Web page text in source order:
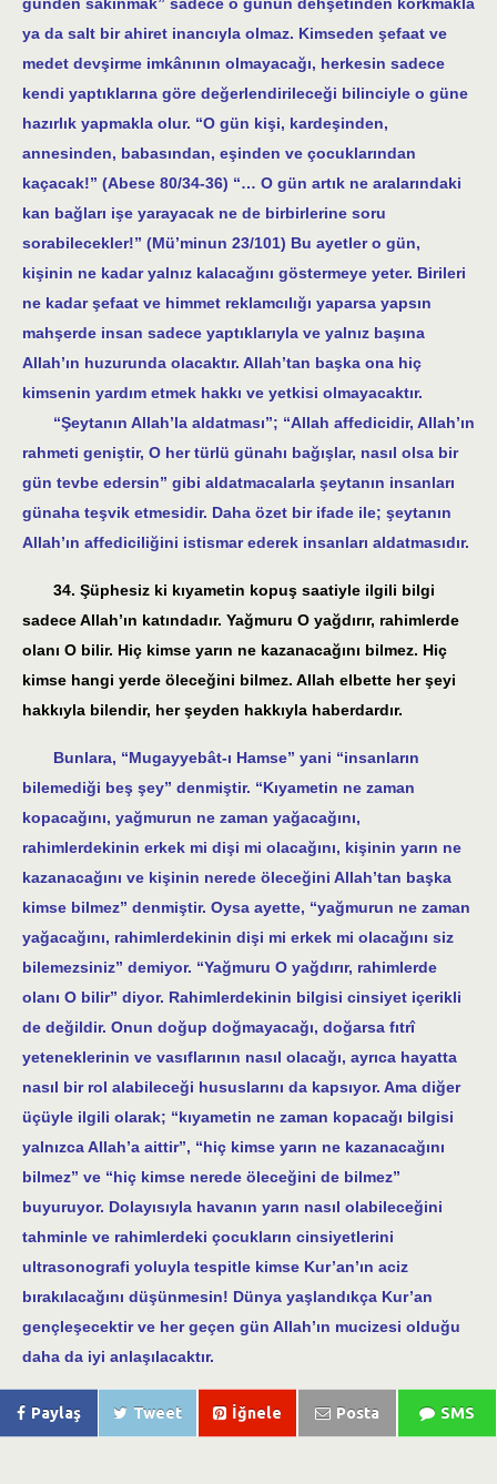
ya da salt bir ahiret inancıyla olmaz. Kimseden şefaat ve
medet devşirme imkânının olmayacağı, herkesin sadece
kendi yaptıklarına göre değerlendirileceği bilinciyle o güne
hazırlık yapmakla olur. “O gün kişi, kardeşinden,
annesinden, babasından, eşinden ve çocuklarından
kaçacak!” (Abese 80/34-36) “… O gün artık ne aralarındaki
kan bağları işe yarayacak ne de birbirlerine soru
sorabilecekler!” (Mü’minun 23/101) Bu ayetler o gün,
kişinin ne kadar yalnız kalacağını göstermeye yeter. Birileri
ne kadar şefaat ve himmet reklamcılığı yaparsa yapsın
mahşerde insan sadece yaptıklarıyla ve yalnız başına
Allah’ın huzurunda olacaktır. Allah’tan başka ona hiç
kimsenin yardım etmek hakkı ve yetkisi olmayacaktır.
“Şeytanın Allah’la aldatması”; “Allah affedicidir, Allah’ın
rahmeti geniştir, O her türlü günahı bağışlar, nasıl olsa bir
gün tevbe edersin” gibi aldatmacalarla şeytanın insanları
günaha teşvik etmesidir. Daha özet bir ifade ile; şeytanın
Allah’ın affediciliğini istismar ederek insanları aldatmasıdır.
34. Şüphesiz ki kıyametin kopuş saatiyle ilgili bilgi
sadece Allah’ın katındadır. Yağmuru O yağdırır, rahimlerde
olanı O bilir. Hiç kimse yarın ne kazanacağını bilmez. Hiç
kimse hangi yerde öleceğini bilmez. Allah elbette her şeyi
hakkıyla bilendir, her şeyden hakkıyla haberdardır.
Bunlara, “Mugayyebât-ı Hamse” yani “insanların
bilemediği beş şey” denmiştir. “Kıyametin ne zaman
kopacağını, yağmurun ne zaman yağacağını,
rahimlerdekinin erkek mi dişi mi olacağını, kişinin yarın ne
kazanacağını ve kişinin nerede öleceğini Allah’tan başka
kimse bilmez” denmiştir. Oysa ayette, “yağmurun ne zaman
yağacağını, rahimlerdekinin dişi mi erkek mi olacağını siz
bilemezsiniz” demiyor. “Yağmuru O yağdırır, rahimlerde
olanı O bilir” diyor. Rahimlerdekinin bilgisi cinsiyet içerikli
de değildir. Onun doğup doğmayacağı, doğarsa fıtrî
yeteneklerinin ve vasıflarının nasıl olacağı, ayrıca hayatta
nasıl bir rol alabileceği hususlarını da kapsıyor. Ama diğer
üçüyle ilgili olarak; “kıyametin ne zaman kopacağı bilgisi
yalnızca Allah’a aittir”, “hiç kimse yarın ne kazanacağını
bilmez” ve “hiç kimse nerede öleceğini de bilmez”
buyuruyor. Dolayısıyla havanın yarın nasıl olabileceğini
tahminle ve rahimlerdeki çocukların cinsiyetlerini
ultrasonografi yoluyla tespitle kimse Kur’an’ın aciz
bırakılacağını düşünmesin! Dünya yaşlandıkça Kur’an
gençleşecektir ve her geçen gün Allah’ın mucizesi olduğu
daha da iyi anlaşılacaktır.
Paylaş Tweet İğnele Posta SMS